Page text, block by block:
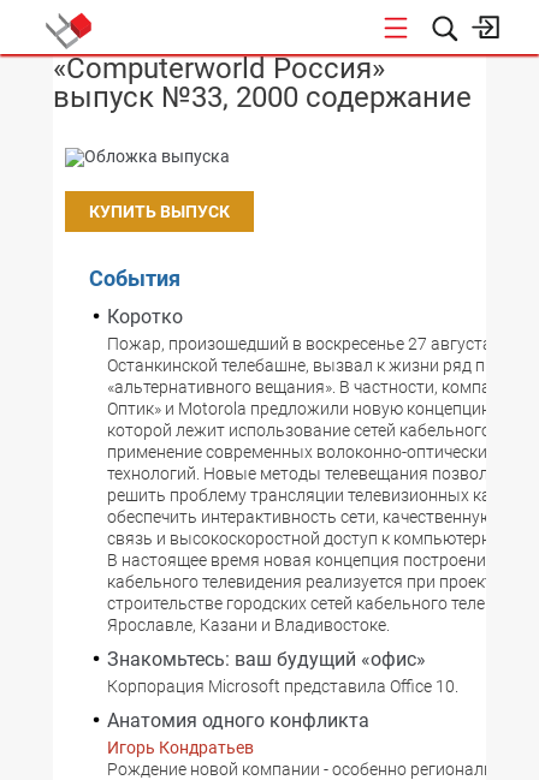
«Computerworld Россия»
выпуск №33, 2000 содержание
КУПИТЬ ВЫПУСК
События
Коротко
Пожар, произошедший в воскресенье 27 августа на
Останкинской телебашне, вызвал к жизни ряд
«альтернативного вещания». В частности, компании
Оптик» и Motorola предложили новую концепцию, в
которой лежит использование сетей кабельного
применение современных волоконно-оптических и
технологий. Новые методы телевещания позволят не
решить проблему трансляции телевизионных
обеспечить интерактивность сети, качественную
связь и высокоскоростной доступ к компьютерной
В настоящее время новая концепция построения
кабельного телевидения реализуется при
строительстве городских сетей кабельного
Ярославле, Казани и Владивостоке.
Знакомьтесь: ваш будущий «офис»
Корпорация Microsoft представила Office 10.
Анатомия одного конфликта
Игорь Кондратьев
Рождение новой компании - особенно региональной -